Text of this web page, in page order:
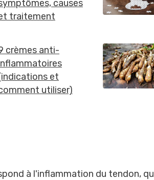
à l'inflammation du tendon,